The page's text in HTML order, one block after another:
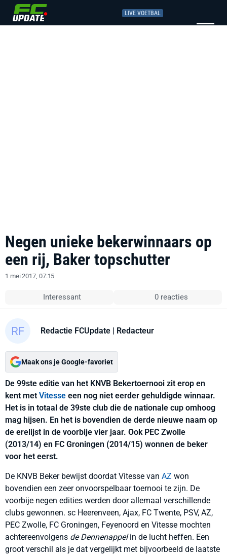
LIVE VOETBAL
Negen unieke bekerwinnaars op
een rij, Baker topschutter
1 mei 2017, 07:15
Interessant 0 reacties
Redactie FCUpdate | Redacteur
Maak ons je Google-favoriet
De 99ste editie van het KNVB Bekertoernooi zit erop en
kent met Vitesse een nog niet eerder gehuldigde winnaar.
Het is in totaal de 39ste club die de nationale cup omhoog
mag hijsen. En het is bovendien de derde nieuwe naam op
de erelijst in de voorbije vier jaar. Ook PEC Zwolle
(2013/14) en FC Groningen (2014/15) wonnen de beker
voor het eerst.
De KNVB Beker bewijst doordat Vitesse van AZ won
bovendien een zeer onvoorspelbaar toernooi te zijn. De
voorbije negen edities werden door allemaal verschillende
clubs gewonnen. sc Heerenveen, Ajax, FC Twente, PSV, AZ,
PEC Zwolle, FC Groningen, Feyenoord en Vitesse mochten
achtereenvolgens de Dennenappelin de lucht heffen. Een
groot verschil als je dat vergelijkt met bijvoorbeeld de laatste